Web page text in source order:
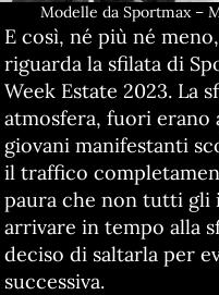
Modelle da Sportmax –
E così, né più né
riguarda la sfilata di
Week Estate 2023. La
atmosfera, fuori erano
giovani manifestanti
il traffico
paura che non tutti gli
arrivare in tempo alla
deciso di saltarla per
successiva.